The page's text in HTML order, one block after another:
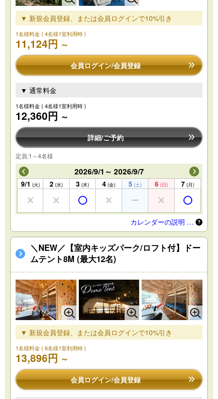
▼ 新規会員登録、または会員ログインで10%引き
1名様料金( 4名様1室利用時 )
11,124円 ～
会員ログイン/会員登録
▼ 通常料金
1名様料金( 4名様1室利用時 )
12,360円 ～
詳細/ご予約
定員:1～4名様
2026/9/1～ 2026/9/7
9/1 (火) 2 (水) 3 (木) 4 (金) 5 (土) 6 (日) 7 (月)
カレンダーの説明 …
＼NEW／【室内キッズパーク/ロフト付】ドー
ムテント8M (最大12名)
▼ 新規会員登録、または会員ログインで10%引き
1名様料金( 6名様1室利用時 )
13,896円 ～
会員ログイン/会員登録